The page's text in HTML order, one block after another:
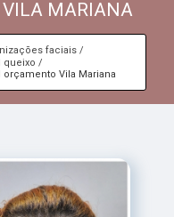
VILA MARIANA
faciais
queixo
Vila Mariana